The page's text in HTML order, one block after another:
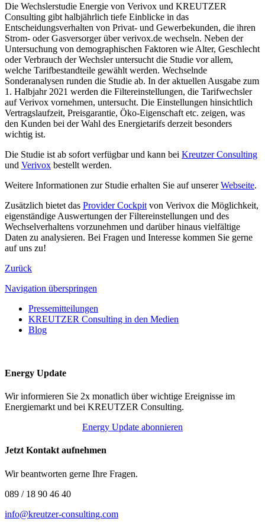
Die Wechslerstudie Energie von Verivox und KREUTZER
Consulting gibt halbjährlich tiefe Einblicke in das
Entscheidungsverhalten von Privat- und Gewerbekunden, die ihren
Strom- oder Gasversorger über verivox.de wechseln. Neben der
Untersuchung von demographischen Faktoren wie Alter, Geschlecht
oder Verbrauch der Wechsler untersucht die Studie vor allem,
welche Tarifbestandteile gewählt werden. Wechselnde
Sonderanalysen runden die Studie ab. In der aktuellen Ausgabe zum
1. Halbjahr 2021 werden die Filtereinstellungen, die Tarifwechsler
auf Verivox vornehmen, untersucht. Die Einstellungen hinsichtlich
Vertragslaufzeit, Preisgarantie, Öko-Eigenschaft etc. zeigen, was
den Kunden bei der Wahl des Energietarifs derzeit besonders
wichtig ist.
Die Studie ist ab sofort verfügbar und kann bei Kreutzer Consulting
und Verivox bestellt werden.
Weitere Informationen zur Studie erhalten Sie auf unsererWebseite.
Zusätzlich bietet das Provider Cockpit von Verivox die Möglichkeit,
eigenständige Auswertungen der Filtereinstellungen und des
Wechselverhaltens vorzunehmen und darüber hinaus vielfältige
Daten zu analysieren. Bei Fragen und Interesse kommen Sie gerne
auf uns zu!
Zurück
Navigation überspringen
Pressemitteilungen
KREUTZER Consulting in den Medien
Blog
Energy Update
Wir informieren Sie 2x monatlich über wichtige Ereignisse im
Energiemarkt und bei KREUTZER Consulting.
Energy Update abonnieren
Jetzt Kontakt aufnehmen
Wir beantworten gerne Ihre Fragen.
089 / 18 90 46 40
info@kreutzer-consulting.com